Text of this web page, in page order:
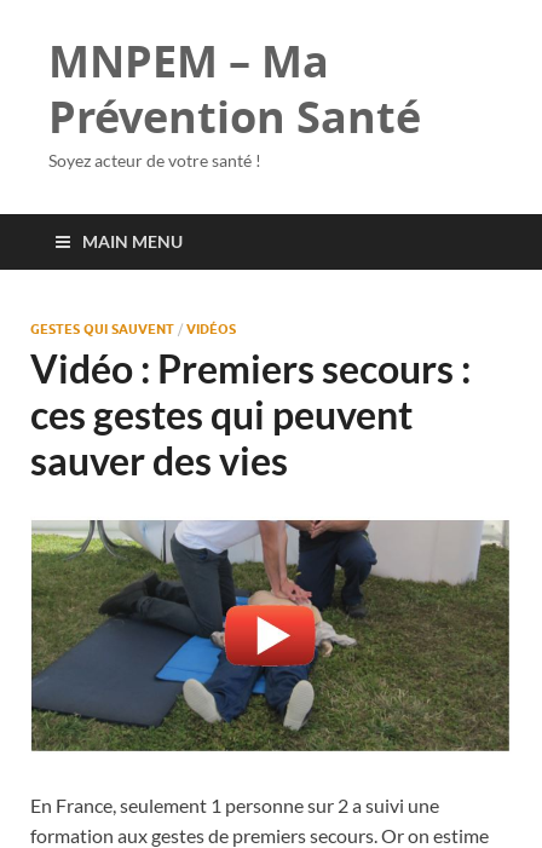
MNPEM – Ma
Prévention Santé
Soyez acteur de votre santé !
MAIN MENU
GESTES QUI SAUVENT / VIDÉOS
Vidéo : Premiers secours :
ces gestes qui peuvent
sauver des vies
En France, seulement 1 personne sur 2 a suivi une
formation aux gestes de premiers secours. Or on estime